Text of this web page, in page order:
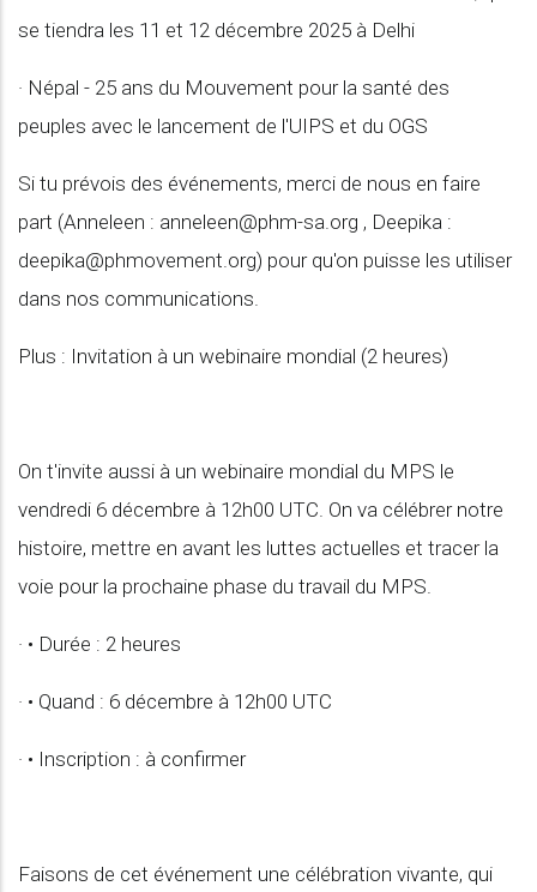
se tiendra les 11 et 12 décembre 2025 à Delhi
· Népal - 25 ans du Mouvement pour la santé des
peuples avec le lancement de l'UIPS et du OGS
Si tu prévois des événements, merci de nous en faire
part (Anneleen : anneleen@phm-sa.org , Deepika :
deepika@phmovement.org) pour qu'on puisse les utiliser
dans nos communications.
Plus : Invitation à un webinaire mondial (2 heures)
On t'invite aussi à un webinaire mondial du MPS le
vendredi 6 décembre à 12h00 UTC. On va célébrer notre
histoire, mettre en avant les luttes actuelles et tracer la
voie pour la prochaine phase du travail du MPS.
· •⁠ ⁠Durée : 2 heures
· •⁠ ⁠Quand : 6 décembre à 12h00 UTC
· •⁠ ⁠Inscription : à confirmer
Faisons de cet événement une célébration vivante, qui